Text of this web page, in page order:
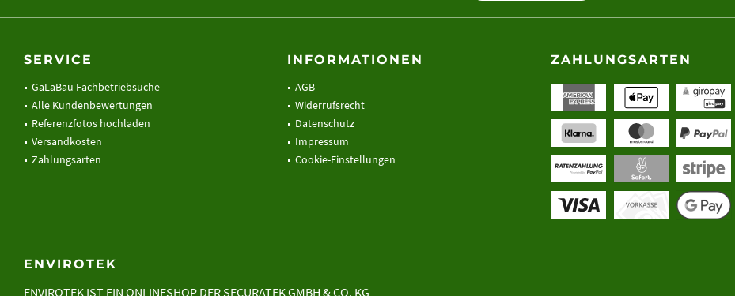
SERVICE
GaLaBau Fachbetriebsuche
Alle Kundenbewertungen
Referenzfotos hochladen
Versandkosten
Zahlungsarten
INFORMATIONEN
AGB
Widerrufsrecht
Datenschutz
Impressum
Cookie-Einstellungen
ZAHLUNGSARTEN
ENVIROTEK
ENVIROTEK IST EIN ONLINESHOP DERSECURATEK GMBH & CO. KG